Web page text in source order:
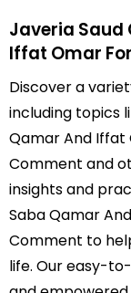
Javeria Saud
Iffat Omar
Discover a
including topics
Qamar And Iffat
Comment and
insights and
Saba Qamar
Comment to
life. Our easy-